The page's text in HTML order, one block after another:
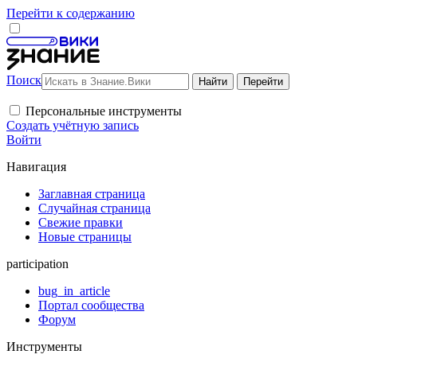
Перейти к содержанию
Поиск
Персональные инструменты
Создать учётную запись
Войти
Навигация
Заглавная страница
Случайная страница
Свежие правки
Новые страницы
participation
bug_in_article
Портал сообщества
Форум
Инструменты